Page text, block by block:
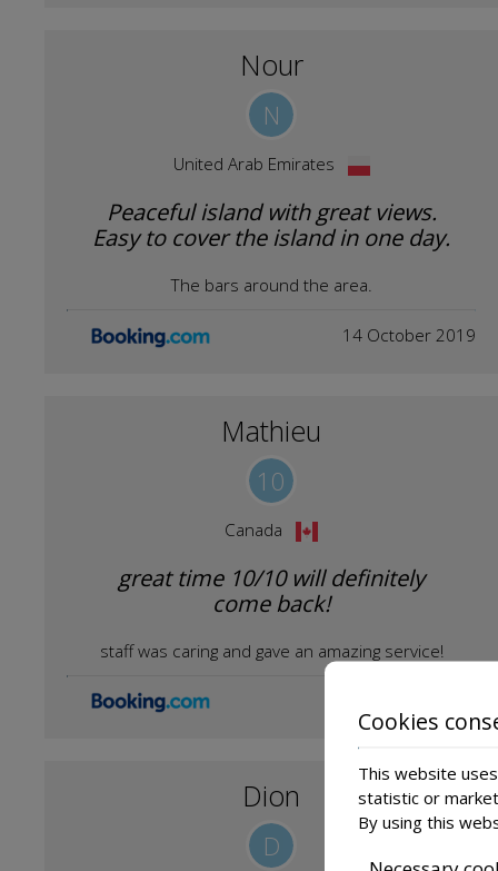
Nour
N
United Arab Emirates
Peaceful island with great views.
Easy to cover the island in one day.
The bars around the area.
14 October 2019
Mathieu
10
Canada
great time 10/10 will definitely
come back!
staff was caring and gave an amazing service!
Dion
D
Cookies
This website
statistic or
By using this